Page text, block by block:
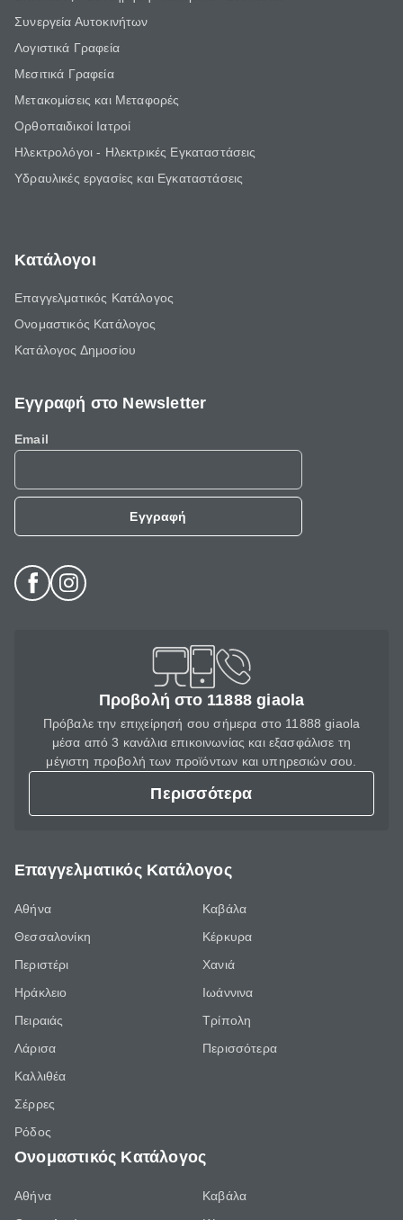
Συνεργεία Αυτοκινήτων
Λογιστικά Γραφεία
Μεσιτικά Γραφεία
Μετακομίσεις και Μεταφορές
Ορθοπαιδικοί Ιατροί
Ηλεκτρολόγοι - Ηλεκτρικές Εγκαταστάσεις
Υδραυλικές εργασίες και Εγκαταστάσεις
Κατάλογοι
Επαγγελματικός Κατάλογος
Ονομαστικός Κατάλογος
Κατάλογος Δημοσίου
Εγγραφή στο Newsletter
Email
Εγγραφή
Προβολή στο 11888 giaola
Πρόβαλε την επιχείρησή σου σήμερα στο 11888 giaola
μέσα από 3 κανάλια επικοινωνίας και εξασφάλισε τη
μέγιστη προβολή των προϊόντων και υπηρεσιών σου.
Περισσότερα
Επαγγελματικός Κατάλογος
Αθήνα
Θεσσαλονίκη
Περιστέρι
Ηράκλειο
Πειραιάς
Λάρισα
Καλλιθέα
Σέρρες
Ρόδος
Καβάλα
Κέρκυρα
Χανιά
Ιωάννινα
Τρίπολη
Περισσότερα
Ονομαστικός Κατάλογος
Αθήνα
Καβάλα